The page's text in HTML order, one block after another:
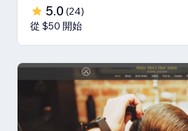
5.0 (24)
從 $50 開始